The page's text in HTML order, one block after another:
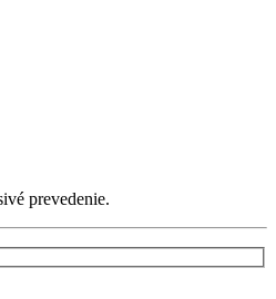
prevedenie.